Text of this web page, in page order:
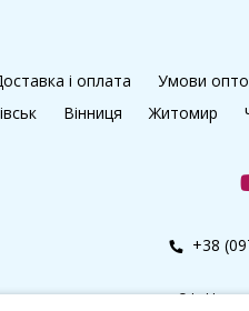
і оплата Умови
Вінниця Житомир
+38
©